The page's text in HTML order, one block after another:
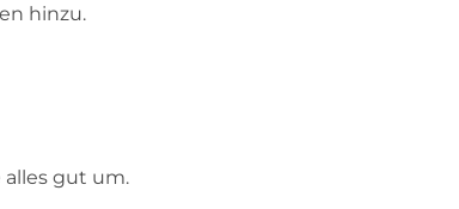
hinzu.
gut um.